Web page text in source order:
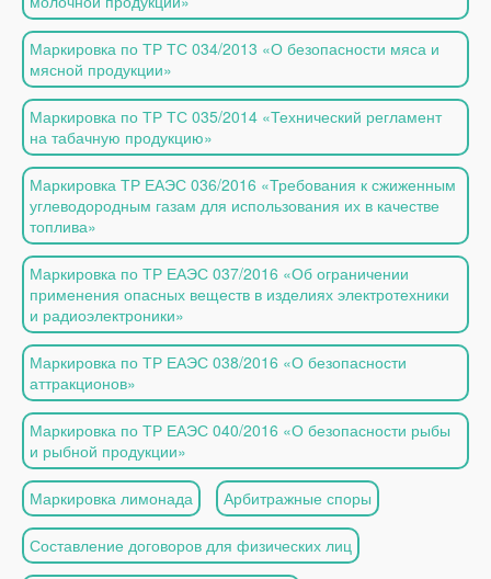
Маркировка по ТР ТС 034/2013 «О безопасности мяса и
мясной продукции»
Маркировка по ТР ТС 035/2014 «Технический регламент
на табачную продукцию»
Маркировка ТР ЕАЭС 036/2016 «Требования к сжиженным
углеводородным газам для использования их в качестве
топлива»
Маркировка по ТР ЕАЭС 037/2016 «Об ограничении
применения опасных веществ в изделиях электротехники
и радиоэлектроники»
Маркировка по ТР ЕАЭС 038/2016 «О безопасности
аттракционов»
Маркировка по ТР ЕАЭС 040/2016 «О безопасности рыбы
и рыбной продукции»
Маркировка лимонада Арбитражные споры
Составление договоров для физических лиц